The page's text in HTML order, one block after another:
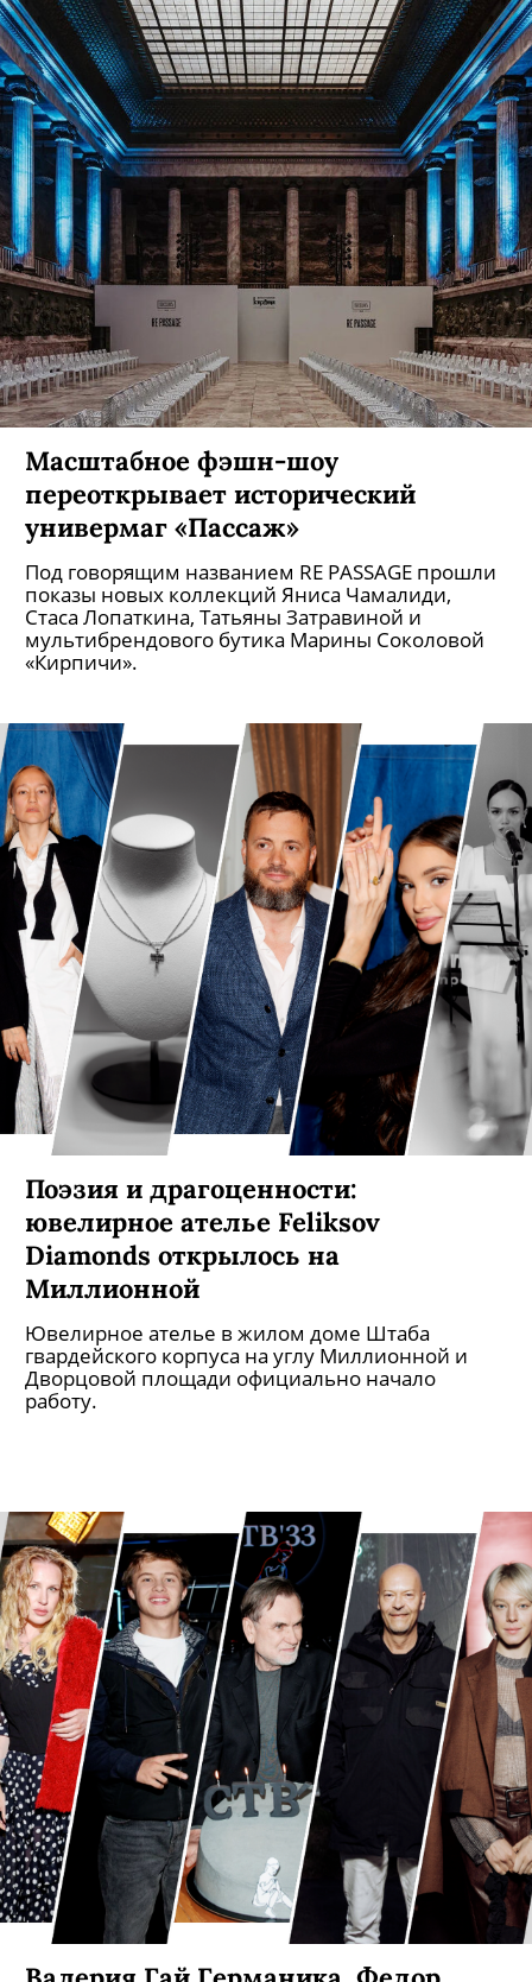
Salavat Kypere, Юлия Пересильд,
Гоша Карцев: как прошел первый
модный мегапоказ Яндекс Маркета
в Петербурге
За 100 образов из 60 брендов отвечали
стилисты Никита и Илья Хованские, а
продюсером шоу выступил Артем Кривда.
Масштабное фэшн-шоу
переоткрывает исторический
универмаг «Пассаж»
Под говорящим названием RE PASSAGE прошли
показы новых коллекций Яниса Чамалиди,
Стаса Лопаткина, Татьяны Затравиной и
мультибрендового бутика Марины Соколовой
«Кирпичи».
Поэзия и драгоценности:
ювелирное ателье Feliksov
Diamonds открылось на
Миллионной
Ювелирное ателье в жилом доме Штаба
гвардейского корпуса на углу Миллионной и
Дворцовой площади официально начало
работу.